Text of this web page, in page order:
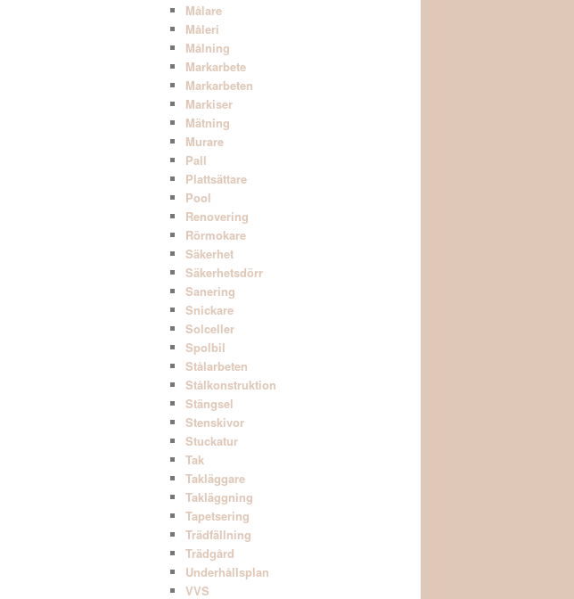
Målare
Måleri
Målning
Markarbete
Markarbeten
Markiser
Mätning
Murare
Pall
Plattsättare
Pool
Renovering
Rörmokare
Säkerhet
Säkerhetsdörr
Sanering
Snickare
Solceller
Spolbil
Stålarbeten
Stålkonstruktion
Stängsel
Stenskivor
Stuckatur
Tak
Takläggare
Takläggning
Tapetsering
Trädfällning
Trädgård
Underhållsplan
VVS